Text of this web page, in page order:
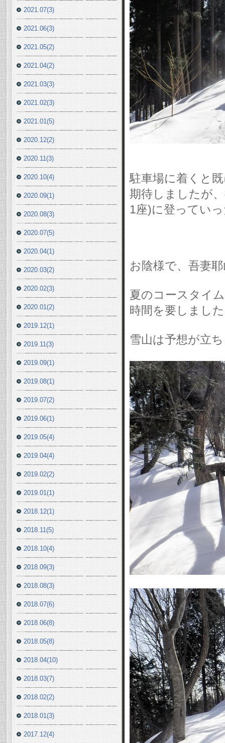
駐車場に着くと
期待しましたが
1座)に登ってい
お陰様で、吾妻
夏のコースタイ
時間を要しまし
雪山は予想が立
2021.07(3)
2021.06(3)
2021.05(2)
2021.04(2)
2021.03(3)
2021.02(3)
2021.01(5)
2020.12(2)
2020.11(3)
2020.10(4)
2020.09(1)
2020.08(3)
2020.07(5)
2020.04(1)
2020.03(2)
2020.02(3)
2020.01(2)
2019.12(1)
2019.11(3)
2019.09(1)
2019.08(1)
2019.07(2)
2019.06(1)
2019.05(4)
2019.04(4)
2019.02(2)
2019.01(1)
2018.12(1)
2018.11(5)
2018.10(4)
2018.09(3)
2018.08(3)
2018.07(6)
2018.06(8)
2018.05(8)
2018.04(10)
2018.03(7)
2018.02(2)
2018.01(3)
2017.12(4)